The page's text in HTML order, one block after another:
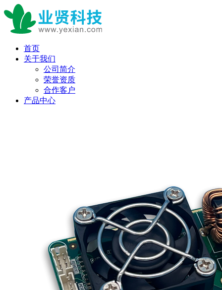
首页
关于我们
公司简介
荣誉资质
合作客户
产品中心